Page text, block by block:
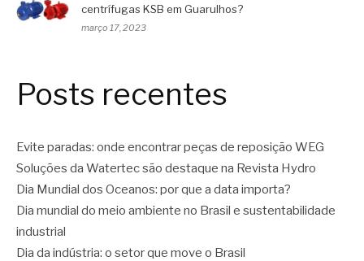
centrífugas KSB em Guarulhos?
março 17, 2023
Posts recentes
Evite paradas: onde encontrar peças de reposição WEG
Soluções da Watertec são destaque na Revista Hydro
Dia Mundial dos Oceanos: por que a data importa?
Dia mundial do meio ambiente no Brasil e sustentabilidade
industrial
Dia da indústria: o setor que move o Brasil